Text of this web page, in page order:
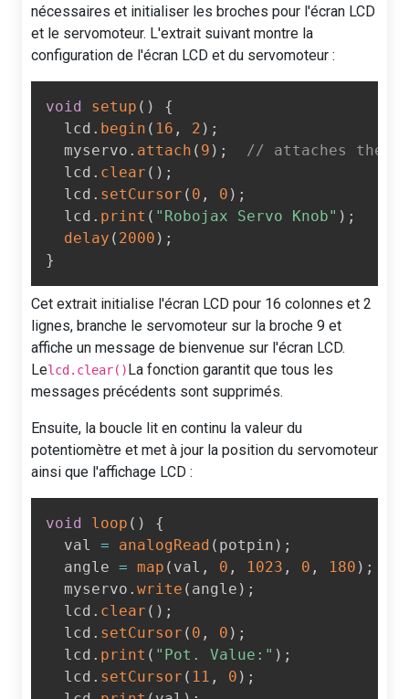
nécessaires et initialiser les broches pour l'écran LCD
et le servomoteur. L'extrait suivant montre la
configuration de l'écran LCD et du servomoteur :
void setup ( )
{
  lcd
. begin ( 16 , 2 ) ;
  myservo
. attach ( 9 ) ;
// attaches the
  lcd
. clear ( ) ;
  lcd
. setCursor ( 0 , 0 ) ;
  lcd
. print ( "Robojax Servo Knob" ) ;
delay ( 2000 ) ;
}
Cet extrait initialise l'écran LCD pour 16 colonnes et 2
lignes, branche le servomoteur sur la broche 9 et
affiche un message de bienvenue sur l'écran LCD.
Lelcd.clear()La fonction garantit que tous les
messages précédents sont supprimés.
Ensuite, la boucle lit en continu la valeur du
potentiomètre et met à jour la position du servomoteur
ainsi que l'affichage LCD :
void loop ( )
{
  val
= analogRead ( potpin ) ;
  angle
= map ( val , 0 , 1023 , 0 , 180 ) ;
  myservo
. write ( angle ) ;
  lcd
. clear ( ) ;
  lcd
. setCursor ( 0 , 0 ) ;
  lcd
. print ( "Pot. Value:" ) ;
  lcd
. setCursor ( 11 , 0 ) ;